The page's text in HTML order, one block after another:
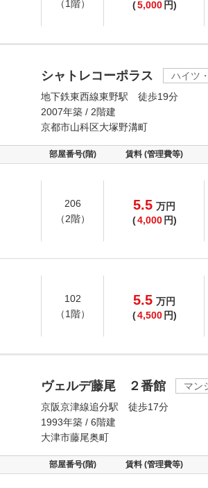
（1階） (5,000 円)
シャトレコーポラス
ハイツ
地下鉄東西線東野駅 徒歩19分
2007年築 / 2階建
京都市山科区大塚野溝町
部屋番号(階) 賃料 (管理費等)
206
（2階）
5.5 万円
(4,000 円)
102
（1階）
5.5 万円
(4,500 円)
ヴェルデ藤尾 ２番館
マン
京阪京津線追分駅 徒歩17分
1993年築 / 6階建
大津市藤尾奥町
部屋番号(階) 賃料 (管理費等)